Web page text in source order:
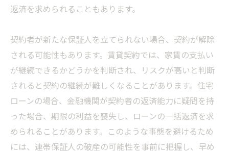
返済を求められることもあります。
契約者が新たな保証人を立てられない場合、契約が解除
される可能性もあります。賃貸契約では、家賃の支払い
が継続できるかどうかを判断され、リスクが高いと判断
されると契約の継続が難しくなることがあります。住宅
ローンの場合、金融機関が契約者の返済能力に疑問を持
った場合、期限の利益を喪失し、ローンの一括返済を求
められることがあります。このような事態を避けるため
には、連帯保証人の破産の可能性を事前に把握し、早め